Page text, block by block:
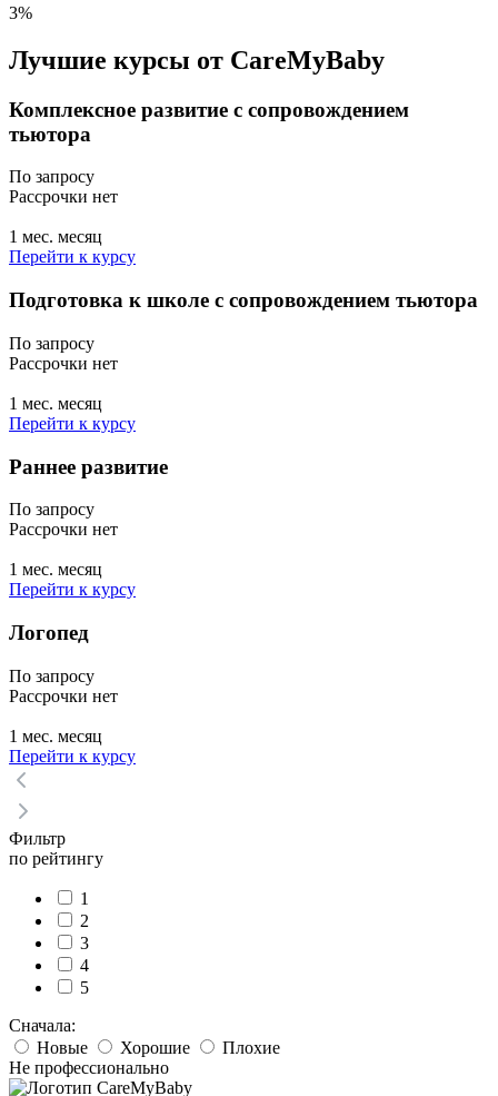
3%
Лучшие курсы от CareMyBaby
Комплексное развитие с сопровождением
тьютора
По запросу
Рассрочки нет
1 мес. месяц
Перейти к курсу
Подготовка к школе с сопровождением тьютора
По запросу
Рассрочки нет
1 мес. месяц
Перейти к курсу
Раннее развитие
По запросу
Рассрочки нет
1 мес. месяц
Перейти к курсу
Логопед
По запросу
Рассрочки нет
1 мес. месяц
Перейти к курсу
Фильтр
по рейтингу
1
2
3
4
5
Сначала:
Новые
Хорошие
Плохие
Не профессионально